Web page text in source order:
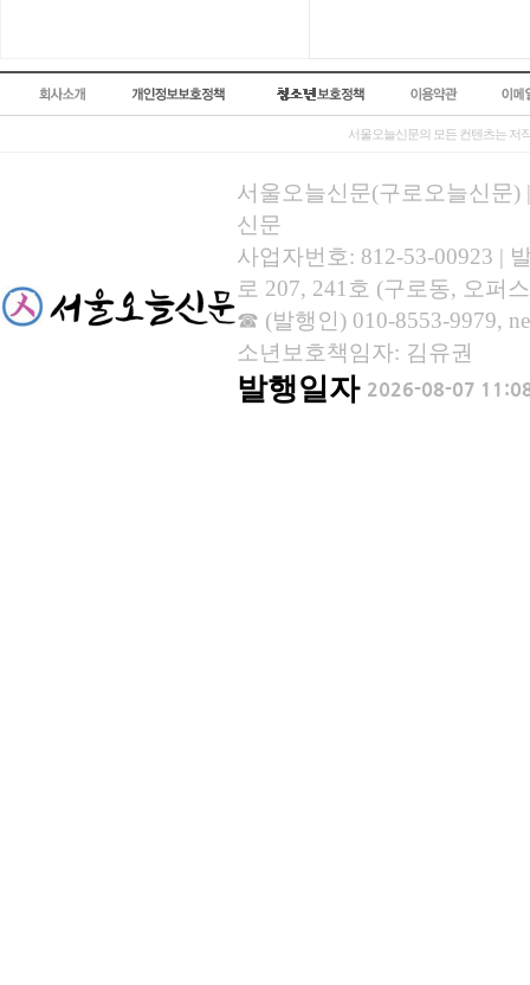
서울오늘신문의 모든 컨텐츠는 저
서울오늘신문(구로오늘신문)
신문
사업자번호: 812-53-00923 |
로 207, 241호 (구로동, 오퍼
☎ (발행인) 010-8553-9979,
소년보호책임자: 김유권
발행일자